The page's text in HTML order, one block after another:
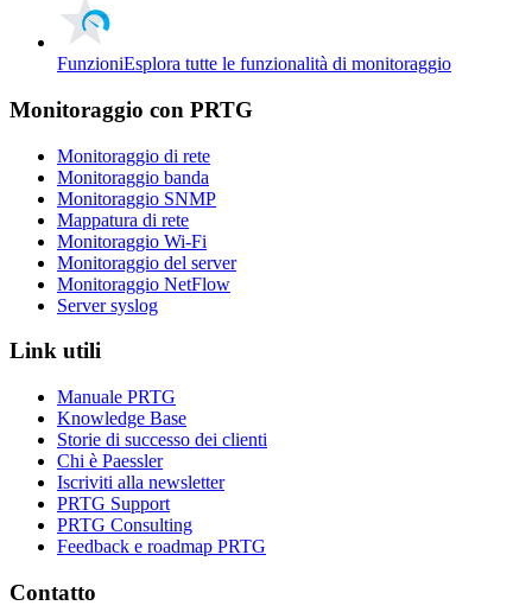
FunzioniEsplora tutte le funzionalità di monitoraggio
Monitoraggio con PRTG
Monitoraggio di rete
Monitoraggio banda
Monitoraggio SNMP
Mappatura di rete
Monitoraggio Wi-Fi
Monitoraggio del server
Monitoraggio NetFlow
Server syslog
Link utili
Manuale PRTG
Knowledge Base
Storie di successo dei clienti
Chi è Paessler
Iscriviti alla newsletter
PRTG Support
PRTG Consulting
Feedback e roadmap PRTG
Contatto